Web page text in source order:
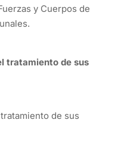
y Cuerpos de
tratamiento de sus
de sus